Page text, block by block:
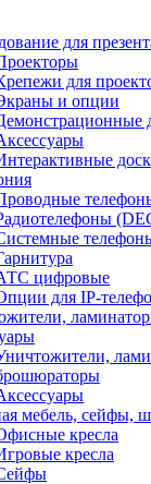
для
для
и опции
цифровые
для IP-
мебель, сейфы,
кресла
кресла